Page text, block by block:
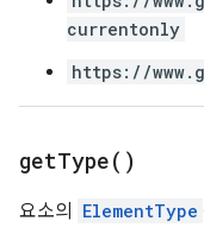
currentonly
https://
getType( )
요소의 ElementType